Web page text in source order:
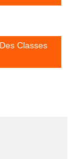
Classes